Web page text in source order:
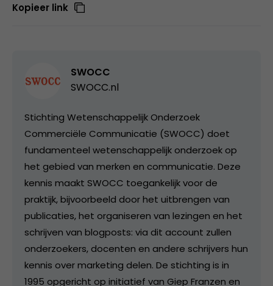
Kopieer link
SWOCC
SWOCC.nl
Stichting Wetenschappelijk Onderzoek
Commerciële Communicatie (SWOCC) doet
fundamenteel wetenschappelijk onderzoek op
het gebied van merken en communicatie. Deze
kennis maakt SWOCC toegankelijk voor de
praktijk, bijvoorbeeld door het uitbrengen van
publicaties, het organiseren van lezingen en het
schrijven van blogposts: via dit account zullen
onderzoekers, docenten en andere schrijvers hun
kennis over marketing delen. De stichting is in
1995 opgericht op initiatief van Giep Franzen en